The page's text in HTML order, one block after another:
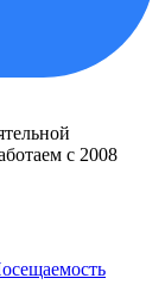
с 2008